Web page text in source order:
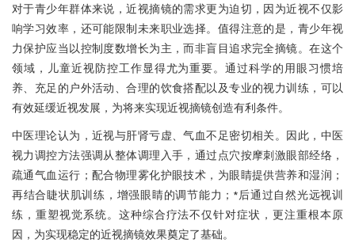
对于青少年群体来说，近视摘镜的需求更为迫切，因为近视不仅影
响学习效率，还可能限制未来职业选择。值得注意的是，青少年视
力保护应当以控制度数增长为主，而非盲目追求完全摘镜。在这个
领域，儿童近视防控工作显得尤为重要。通过科学的用眼习惯培
养、充足的户外活动、合理的饮食搭配以及专业的视力训练，可以
有效延缓近视发展，为将来实现近视摘镜创造有利条件。
中医理论认为，近视与肝肾亏虚、气血不足密切相关。因此，中医
视力调控方法强调从整体调理入手，通过点穴按摩刺激眼部经络，
疏通气血运行；配合物理雾化护眼技术，为眼睛提供营养和湿润；
再结合睫状肌训练，增强眼睛的调节能力；*后通过自然光远视训
练，重塑视觉系统。这种综合疗法不仅针对症状，更注重根本原
因，为实现稳定的近视摘镜效果奠定了基础。